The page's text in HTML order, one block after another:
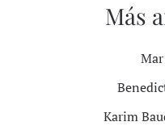
Más
Karim